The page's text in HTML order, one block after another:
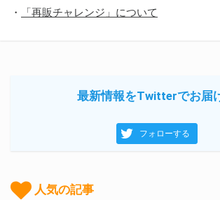
・ 「再販チャレンジ」について
最新情報をTwitterでお届
フォローする
人気の記事